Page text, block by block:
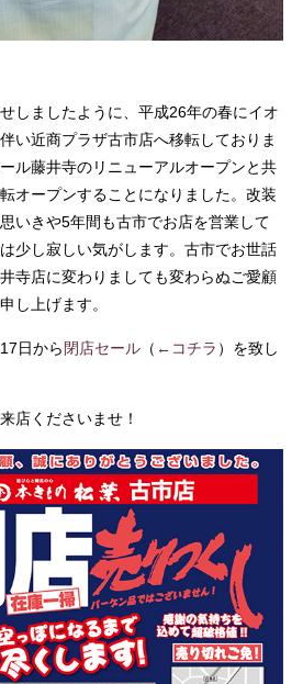
しましたように、平成26年の春にイオ
い近商プラザ古市店へ移転しておりま
ル藤井寺のリニューアルオープンと共
オープンすることになりました。改装
いきや5年間も古市でお店を営業して
少し寂しい気がします。古市でお世話
寺店に変わりましても変わらぬご愛顧
し上げます。
日から 閉店セール（ ←コチラ ）を致し
店くださいませ！